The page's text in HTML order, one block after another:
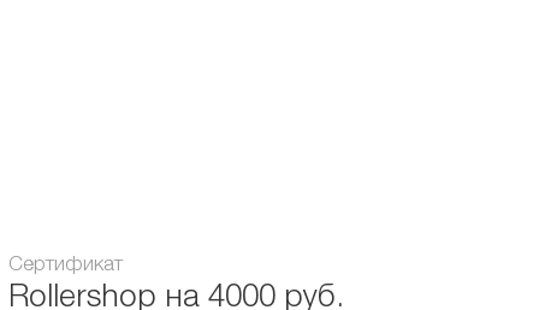
Сертификат
Rollershop на 4000 руб.